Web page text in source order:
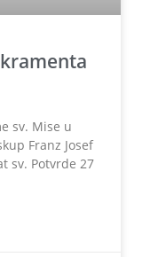
sv. Mise u
Franz Josef
sv. Potvrde 27